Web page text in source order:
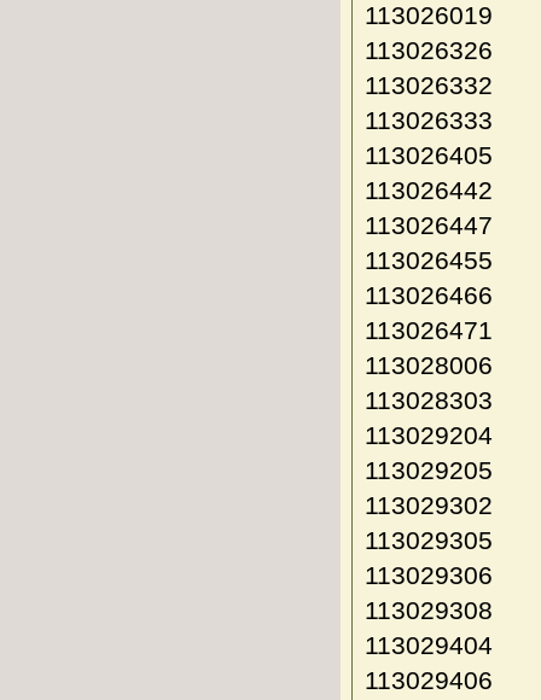
113026019
113026326
113026332
113026333
113026405
113026442
113026447
113026455
113026466
113026471
113028006
113028303
113029204
113029205
113029302
113029305
113029306
113029308
113029404
113029406